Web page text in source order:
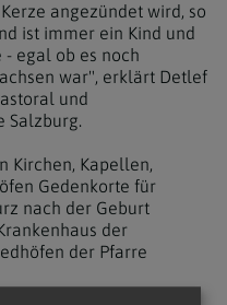
angezündet wird, so
ist immer ein Kind und
egal ob es noch
war", erklärt Detlef
und
Salzburg.
Kirchen, Kapellen,
Gedenkorte für
nach der Geburt
der
der Pfarre